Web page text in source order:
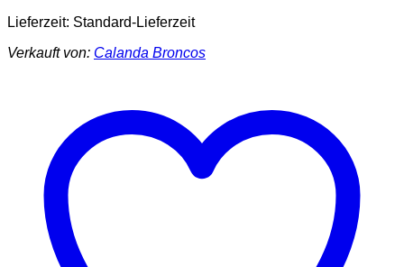
Lieferzeit: Standard-Lieferzeit
Verkauft von: Calanda Broncos